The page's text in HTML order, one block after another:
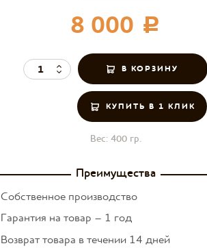
8 000 c
КУПИТЬ В 1 КЛИК
Вес: 400 гр.
Преимущества
Собственное производство
Гарантия на товар – 1 год
Возврат товара в течении 14 дней